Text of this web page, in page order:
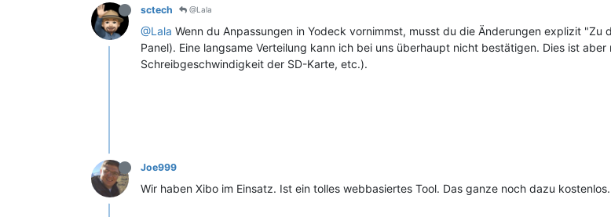
sctech @Lala
@Lala Wenn du Anpassungen in Yodeck vornimmst, musst du die Änderungen explizit
Panel). Eine langsame Verteilung kann ich bei uns überhaupt nicht bestätigen. Dies ist
Schreibgeschwindigkeit der SD-Karte, etc.).
Joe999
Wir haben Xibo im Einsatz. Ist ein tolles webbasiertes Tool. Das ganze noch dazu kostenlos.